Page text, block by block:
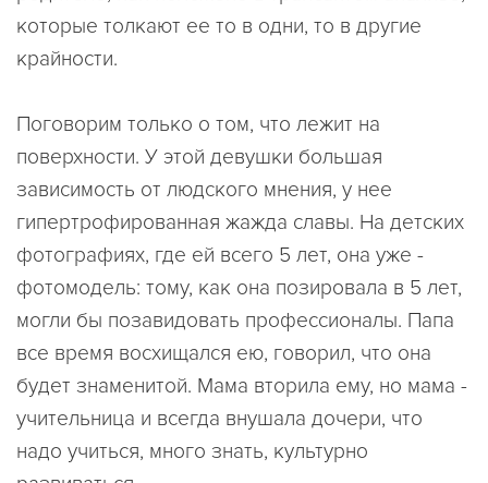
которые толкают ее то в одни, то в другие
крайности.
Поговорим только о том, что лежит на
поверхности. У этой девушки большая
зависимость от людского мнения, у нее
гипертрофированная жажда славы. На детских
фотографиях, где ей всего 5 лет, она уже -
фотомодель: тому, как она позировала в 5 лет,
могли бы позавидовать профессионалы. Папа
все время восхищался ею, говорил, что она
будет знаменитой. Мама вторила ему, но мама -
учительница и всегда внушала дочери, что
надо учиться, много знать, культурно